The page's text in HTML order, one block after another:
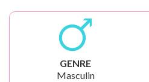
GENRE
Masculin